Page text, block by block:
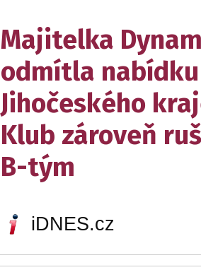
Majitelka
odmítla nabídku
Jihočeského
Klub zároveň
B-tým
iDNES.cz